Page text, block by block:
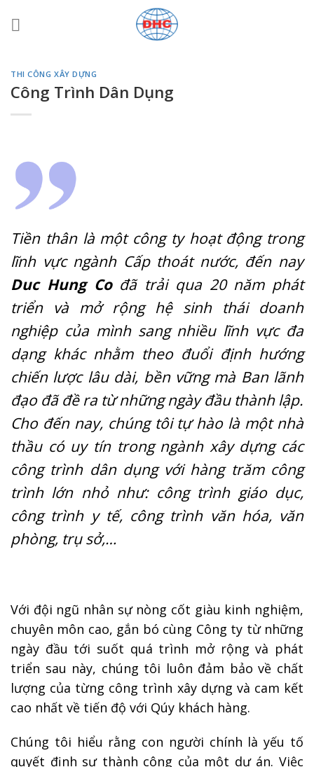
qua
THI CÔNG XÂY DỰNG
Công Trình Dân Dụng
Tiền thân là một công ty hoạt động trong
lĩnh vực ngành Cấp thoát nước, đến nay
Duc Hung Cođã trải qua 20 năm phát
triển và mở rộng hệ sinh thái doanh
nghiệp của mình sang nhiều lĩnh vực đa
dạng khác nhằm theo đuổi định hướng
chiến lược lâu dài, bền vững mà Ban lãnh
đạo đã đề ra từ những ngày đầu thành lập.
Cho đến nay, chúng tôi tự hào là một nhà
thầu có uy tín trong ngành xây dựng các
công trình dân dụng với hàng trăm công
trình lớn nhỏ như: công trình giáo dục,
công trình y tế, công trình văn hóa, văn
phòng, trụ sở,…
Với đội ngũ nhân sự nòng cốt giàu kinh nghiệm,
chuyên môn cao, gắn bó cùng Công ty từ những
ngày đầu tới suốt quá trình mở rộng và phát
triển sau này, chúng tôi luôn đảm bảo về chất
lượng của từng công trình xây dựng và cam kết
cao nhất về tiến độ với Qúy khách hàng.
Chúng tôi hiểu rằng con người chính là yếu tố
quyết định sự thành công của một dự án. Việc